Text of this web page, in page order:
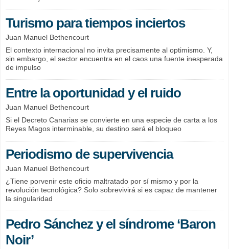
Turismo para tiempos inciertos
Juan Manuel Bethencourt
El contexto internacional no invita precisamente al optimismo. Y,
sin embargo, el sector encuentra en el caos una fuente inesperada
de impulso
Entre la oportunidad y el ruido
Juan Manuel Bethencourt
Si el Decreto Canarias se convierte en una especie de carta a los
Reyes Magos interminable, su destino será el bloqueo
Periodismo de supervivencia
Juan Manuel Bethencourt
¿Tiene porvenir este oficio maltratado por sí mismo y por la
revolución tecnológica? Solo sobrevivirá si es capaz de mantener
la singularidad
Pedro Sánchez y el síndrome ‘Baron
Noir’